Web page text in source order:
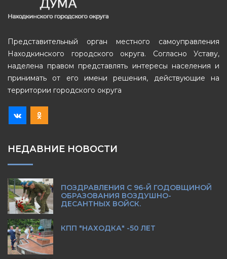
Представительный орган местного самоуправления
Находкинского городского округа. Согласно Уставу,
наделена правом представлять интересы населения и
принимать от его имени решения, действующие на
территории городского округа
НЕДАВНИЕ НОВОСТИ
ПОЗДРАВЛЕНИЯ С 96-Й ГОДОВЩИНОЙ
ОБРАЗОВАНИЯ ВОЗДУШНО-
ДЕСАНТНЫХ ВОЙСК.
КПП "НАХОДКА" -50 ЛЕТ